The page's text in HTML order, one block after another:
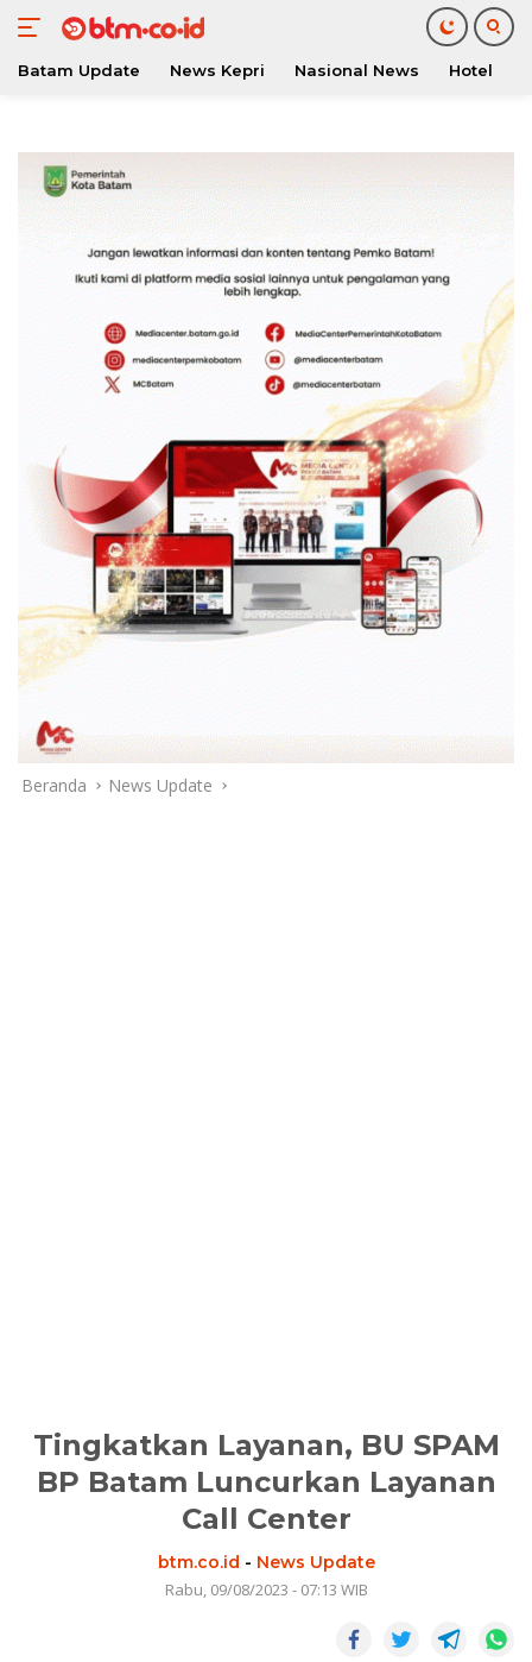
konten
Batam Update News Kepri Nasional News Hotel
Beranda News Update
Tingkatkan Layanan, BU SPAM
BP Batam Luncurkan Layanan
Call Center
btm.co.id - News Update
Rabu, 09/08/2023 - 07:13 WIB